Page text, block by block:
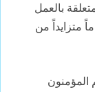
بالعمل
متزايداً من